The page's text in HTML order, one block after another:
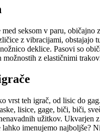
seksom v paru, običajno
z vibracijami, obstajajo
deklice. Pasovi so
možnostih z elastičnimi
vrst teh igrač, od lisic do
lisice, gage, biči, biči,
užitkov. Ukvarjen
lahko imenujemo najboljše?